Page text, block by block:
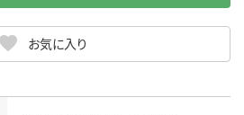
お気に入り